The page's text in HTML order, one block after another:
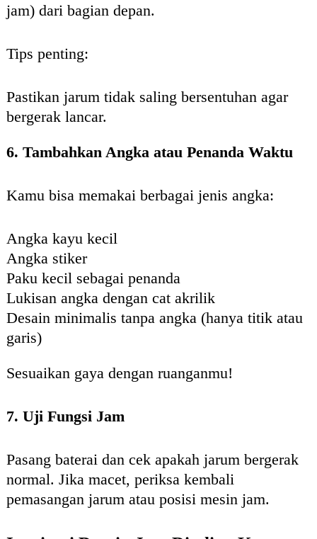
jam) dari bagian depan.
Tips penting:
Pastikan jarum tidak saling bersentuhan agar
bergerak lancar.
6. Tambahkan Angka atau Penanda Waktu
Kamu bisa memakai berbagai jenis angka:
Angka kayu kecil
Angka stiker
Paku kecil sebagai penanda
Lukisan angka dengan cat akrilik
Desain minimalis tanpa angka (hanya titik atau
garis)
Sesuaikan gaya dengan ruanganmu!
7. Uji Fungsi Jam
Pasang baterai dan cek apakah jarum bergerak
normal. Jika macet, periksa kembali
pemasangan jarum atau posisi mesin jam.